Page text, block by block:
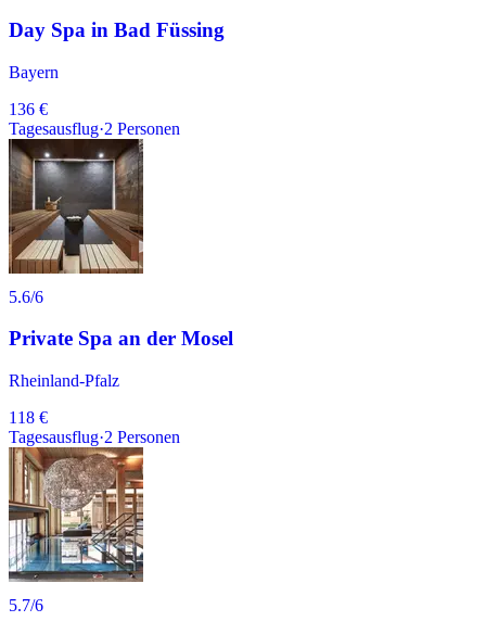
Day Spa in Bad Füssing
Bayern
136 €
Tagesausflug·2 Personen
5.6/6
Private Spa an der Mosel
Rheinland-Pfalz
118 €
Tagesausflug·2 Personen
5.7/6